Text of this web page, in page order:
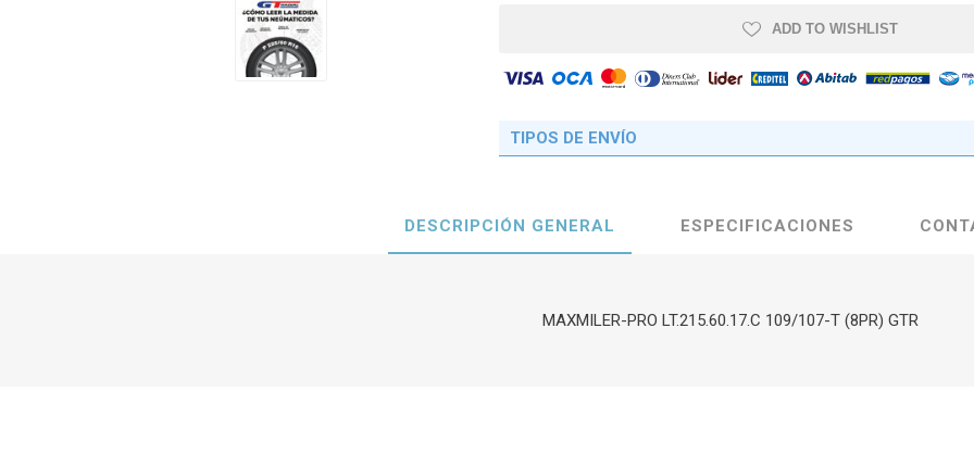
ADD TO WISHLIST
TIPOS DE ENVÍO
DESCRIPCIÓN GENERAL ESPECIFICACIONES
MAXMILER-PRO LT.215.60.17.C 109/107-T (8PR) GTR